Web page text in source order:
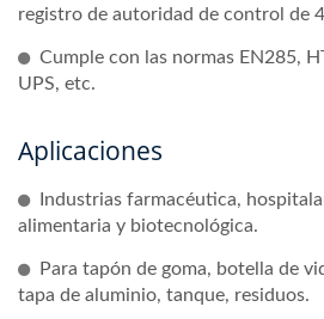
registro de autoridad de control de
Cumple con las normas EN285,
UPS, etc.
Aplicaciones
Industrias farmacéutica,
alimentaria y biotecnológica.
Para tapón de goma, botella de
tapa de aluminio, tanque, residuos.